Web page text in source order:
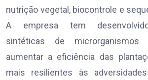
nutrição vegetal, biocontrole e
A empresa tem
sintéticas de microrganismos
aumentar a eficiência das
mais resilientes às